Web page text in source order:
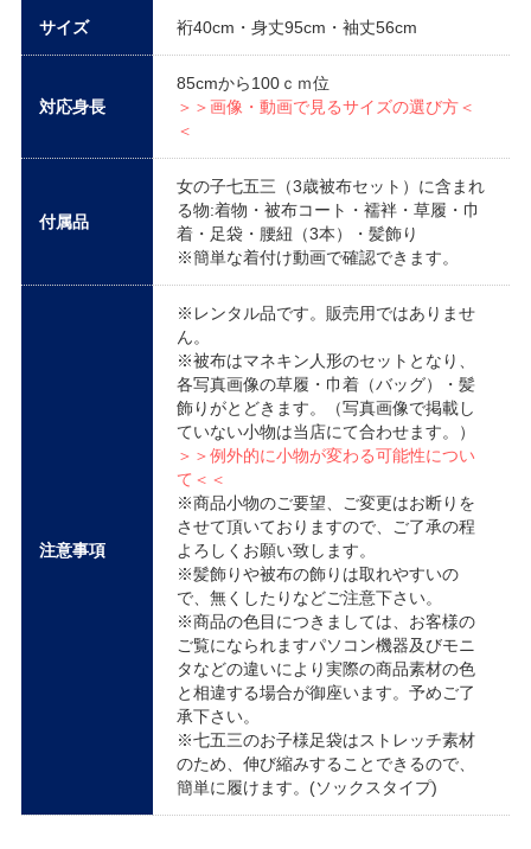
サイズ 裄40cm・身丈95cm・袖丈56cm
対応身長
85cmから100ｃｍ位
＞＞画像・動画で見るサイズの選び方＜
＜
付属品
女の子七五三（3歳被布セット）に含まれ
る物:着物・被布コート・襦袢・草履・巾
着・足袋・腰紐（3本）・髪飾り
※簡単な着付け動画で確認できます。
注意事項
※レンタル品です。販売用ではありませ
ん。
※被布はマネキン人形のセットとなり、
各写真画像の草履・巾着（バッグ）・髪
飾りがとどきます。（写真画像で掲載し
ていない小物は当店にて合わせます。）
＞＞例外的に小物が変わる可能性につい
て＜＜
※商品小物のご要望、ご変更はお断りを
させて頂いておりますので、ご了承の程
よろしくお願い致します。
※髪飾りや被布の飾りは取れやすいの
で、無くしたりなどご注意下さい。
※商品の色目につきましては、お客様の
ご覧になられますパソコン機器及びモニ
タなどの違いにより実際の商品素材の色
と相違する場合が御座います。予めご了
承下さい。
※七五三のお子様足袋はストレッチ素材
のため、伸び縮みすることできるので、
簡単に履けます。(ソックスタイプ)